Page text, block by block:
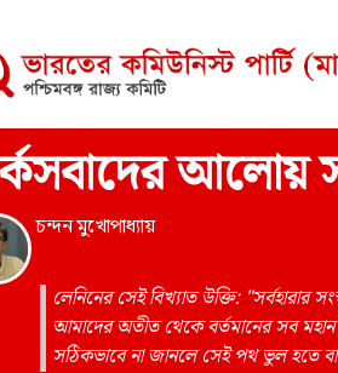
আলোয়
চন্দন মুখোপাধ্যায়
লেনিনের সেই বিখ্যাত উক্তি:
আমাদের অতীত থেকে বর্তমানের সব
সঠিকভাবে না জানলে সেই পথ ভুল হতে